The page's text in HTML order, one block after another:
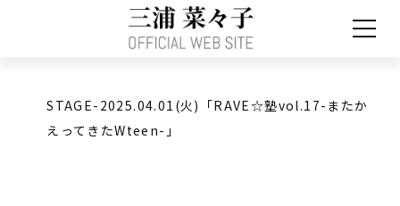
STAGE-2025.04.01(火)「RAVE☆塾vol.17-またか
えってきたWteen-」